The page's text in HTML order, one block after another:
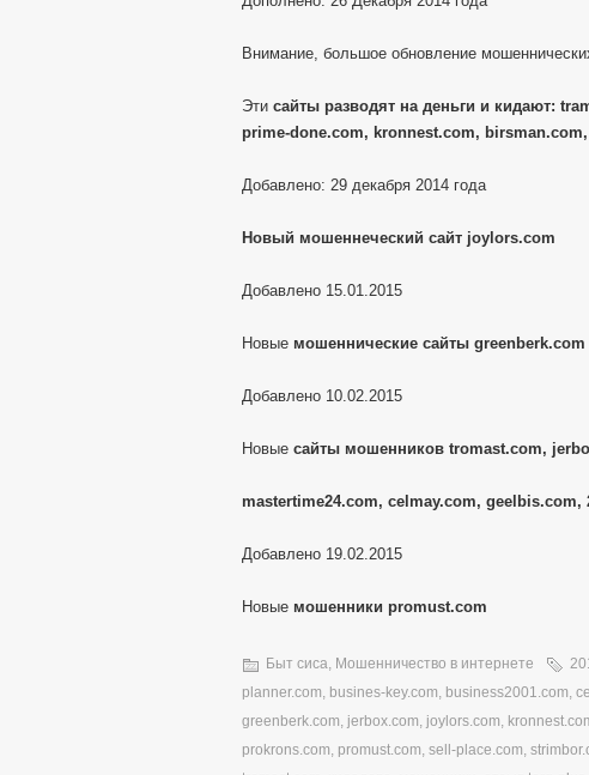
Внимание, большое обновление
Эти сайты разводят на деньги и кидают:
prime-done.com, kronnest.com,
Добавлено: 29 декабря 2014 года
Новый мошеннеческий сайт joylors.com
Добавлено 15.01.2015
Новые мошеннические сайты greenberk.com
Добавлено 10.02.2015
Новые сайты мошенников tromast.com,
mastertime24.com, celmay.com, geelbis.com,
Добавлено 19.02.2015
Новые мошенники promust.com
Быт сиса, Мошенничество в интернете
planner.com, busines-key.com, business2001.com,
greenberk.com, jerbox.com, joylors.com,
prokrons.com, promust.com, sell-place.com,